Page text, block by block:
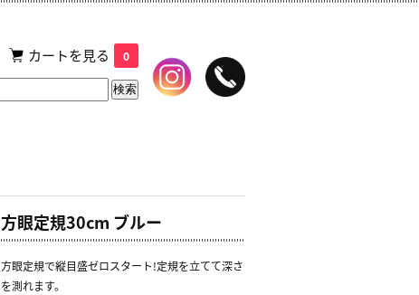
カートを見る 0
方眼定規30cm ブルー
方眼定規で縦目盛ゼロスタート!定規を立てて深さ
を測れます。